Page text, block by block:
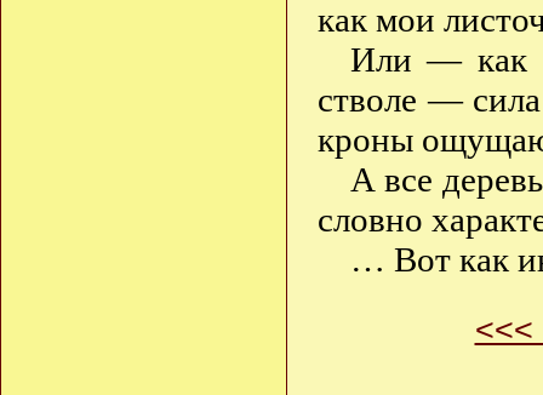
как мои
Или — как
стволе —
кроны
А все
словно
… Вот как
<<<